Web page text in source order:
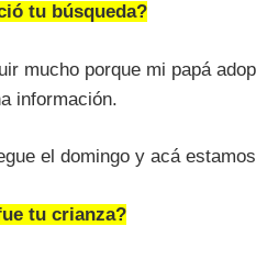
tu búsqueda?
mucho porque mi papá
información.
el domingo y acá
tu crianza?